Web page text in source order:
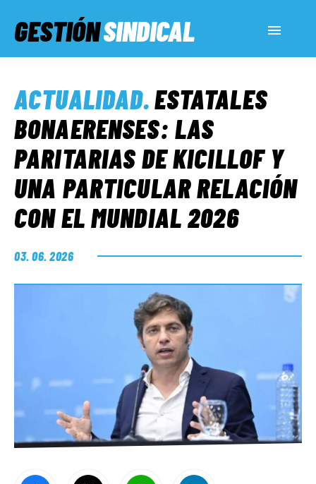
GESTIÓNSINDICAL
SERVICIOS SOCIALES
INFORMES ESPECIALES
FUERA DE MEGÁFONO
EL LADO «G»
ACTUALIDAD.ESTATALES
BONAERENSES: LAS
PARITARIAS DE KICILLOF Y
UNA PARTICULAR RELACIÓN
CON EL MUNDIAL 2026
03. 06. 2026